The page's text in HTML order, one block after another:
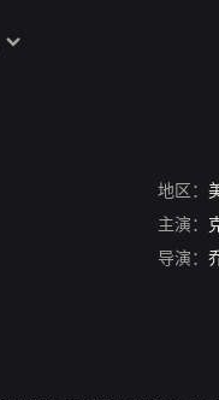
地区：
主演：
导演：